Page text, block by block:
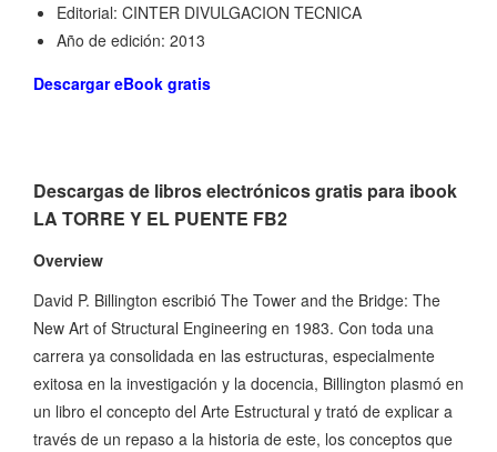
Editorial: CINTER DIVULGACION TECNICA
Año de edición: 2013
Descargar eBook gratis
Descargas de libros electrónicos gratis para ibook
LA TORRE Y EL PUENTE FB2
Overview
David P. Billington escribió The Tower and the Bridge: The
New Art of Structural Engineering en 1983. Con toda una
carrera ya consolidada en las estructuras, especialmente
exitosa en la investigación y la docencia, Billington plasmó en
un libro el concepto del Arte Estructural y trató de explicar a
través de un repaso a la historia de este, los conceptos que